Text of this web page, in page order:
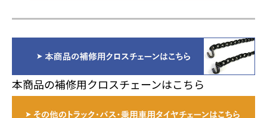
本商品の補修用クロスチェーンはこちら